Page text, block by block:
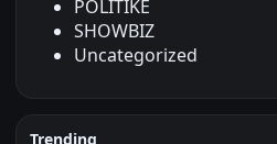
POLITIKË
SHOWBIZ
Uncategorized
Trending